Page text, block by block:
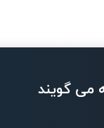
می گویند